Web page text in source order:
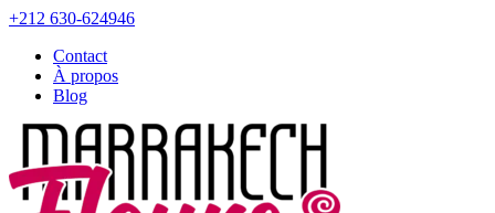
+212 630-624946
Contact
À propos
Blog